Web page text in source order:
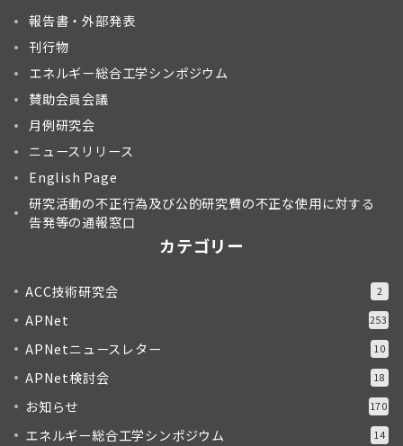
報告書・外部発表
刊行物
エネルギー総合工学シンポジウム
賛助会員会議
月例研究会
ニュースリリース
English Page
研究活動の不正行為及び公的研究費の不正な使用に対する
告発等の通報窓口
カテゴリー
ACC技術研究会 2
APNet 253
APNetニュースレター 10
APNet検討会 18
お知らせ 170
エネルギー総合工学シンポジウム 14